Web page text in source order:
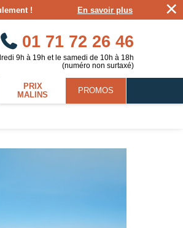
! En savoir plus ×
01 71 72 26 46
9h à 19h et le samedi de 10h à 18h
(numéro non surtaxé)
PRIX
MALINS
PROMOS